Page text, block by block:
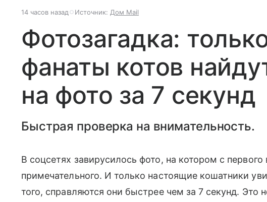
14 часов назад Источник: Дом Mail
Фотозагадка:
фанаты котов
на фото за 7 секунд
Быстрая проверка на внимательность.
В соцсетях завирусилось фото, на котором с первого
примечательного. И только настоящие кошатники
того, справляются они быстрее чем за 7 секунд. Это